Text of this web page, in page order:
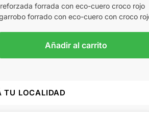
forrada con eco-cuero croco rojo
forrado con eco-cuero con croco
Añadir al carrito
TU LOCALIDAD